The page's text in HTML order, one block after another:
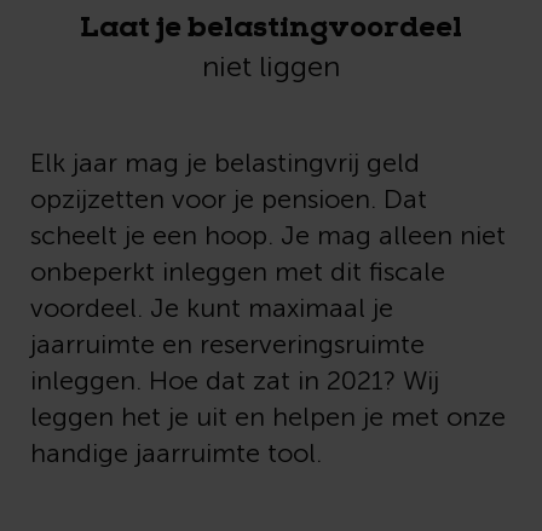
Laat je belastingvoordeel
niet liggen
Elk jaar mag je belastingvrij geld
opzijzetten voor je pensioen. Dat
scheelt je een hoop. Je mag alleen niet
onbeperkt inleggen met dit fiscale
voordeel. Je kunt maximaal je
jaarruimte en reserveringsruimte
inleggen. Hoe dat zat in 2021? Wij
leggen het je uit en helpen je met onze
handige jaarruimte tool.